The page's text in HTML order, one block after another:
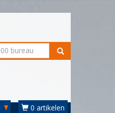
0 artikelen